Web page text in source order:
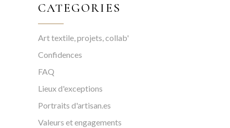
CATEGORIES
Art textile, projets, collab'
Confidences
FAQ
Lieux d'exceptions
Portraits d'artisan.es
Valeurs et engagements